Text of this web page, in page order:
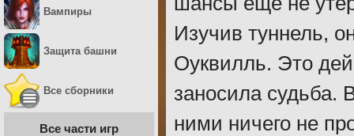
Изучив туннель,
Оуквилль. Это
заносила судьба.
ними ничего не
Вампиры
Защита башни
Все сборники
Все части игр